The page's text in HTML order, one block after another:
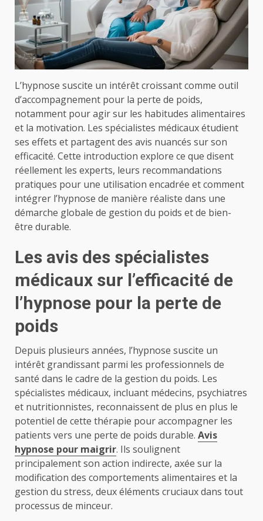
L’hypnose suscite un intérêt croissant comme outil
d’accompagnement pour la perte de poids,
notamment pour agir sur les habitudes alimentaires
et la motivation. Les spécialistes médicaux étudient
ses effets et partagent des avis nuancés sur son
efficacité. Cette introduction explore ce que disent
réellement les experts, leurs recommandations
pratiques pour une utilisation encadrée et comment
intégrer l’hypnose de manière réaliste dans une
démarche globale de gestion du poids et de bien-
être durable.
Les avis des spécialistes
médicaux sur l’efficacité de
l’hypnose pour la perte de
poids
Depuis plusieurs années, l’hypnose suscite un
intérêt grandissant parmi les professionnels de
santé dans le cadre de la gestion du poids. Les
spécialistes médicaux, incluant médecins, psychiatres
et nutritionnistes, reconnaissent de plus en plus le
potentiel de cette thérapie pour accompagner les
patients vers une perte de poids durable. Avis
hypnose pour maigrir. Ils soulignent
principalement son action indirecte, axée sur la
modification des comportements alimentaires et la
gestion du stress, deux éléments cruciaux dans tout
processus de minceur.